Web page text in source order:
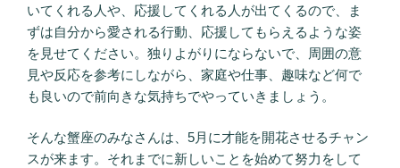
いてくれる人や、応援してくれる人が出てくるので、ま
ずは自分から愛される行動、応援してもらえるような姿
を見せてください。独りよがりにならないで、周囲の意
見や反応を参考にしながら、家庭や仕事、趣味など何で
も良いので前向きな気持ちでやっていきましょう。
そんな蟹座のみなさんは、5月に才能を開花させるチャン
スが来ます。それまでに新しいことを始めて努力をして